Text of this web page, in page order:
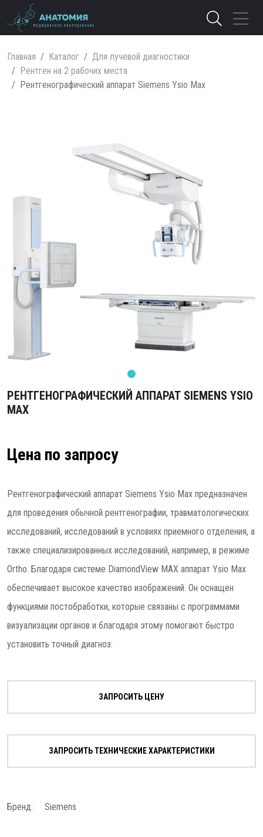
Главная Каталог
Для лучевой диагностики
Рентген на 2 рабочих места
Рентгенографический аппарат Siemens Ysio Max
РЕНТГЕНОГРАФИЧЕСКИЙ АППАРАТ SIEMENS YSIO
MAX
Цена по запросу
Рентгенографический аппарат Siemens Ysio Max предназначен
для проведения обычной рентгенографии, травматологических
исследований, исследований в условиях приемного отделения, а
также специализированных исследований, например, в режиме
Ortho. Благодаря системе DiamondView MAX аппарат Ysio Max
обеспечивает высокое качество изображений. Он оснащен
функциями постобработки, которые связаны с программами
визуализации органов и благодаря этому помогают быстро
установить точный диагноз.
ЗАПРОСИТЬ ЦЕНУ
ЗАПРОСИТЬ ТЕХНИЧЕСКИЕ ХАРАКТЕРИСТИКИ
Бренд: Siemens